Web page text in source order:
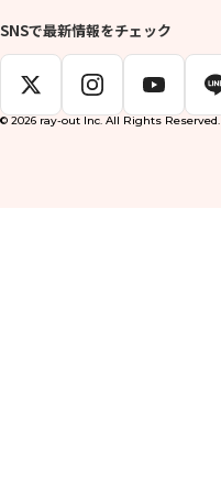
SNSで最新情報をチェック
© 2026 ray-out Inc. All Rights Reserved.